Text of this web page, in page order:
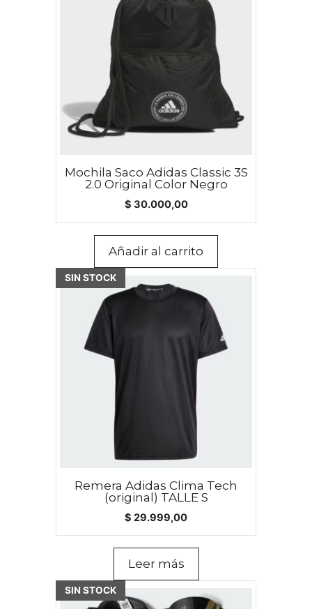
Mochila Saco Adidas Classic 3S
2.0 Original Color Negro
$ 30.000,00
Añadir al carrito
SIN STOCK
Remera Adidas Clima Tech
(original) TALLE S
$ 29.999,00
Leer más
SIN STOCK
Este
producto